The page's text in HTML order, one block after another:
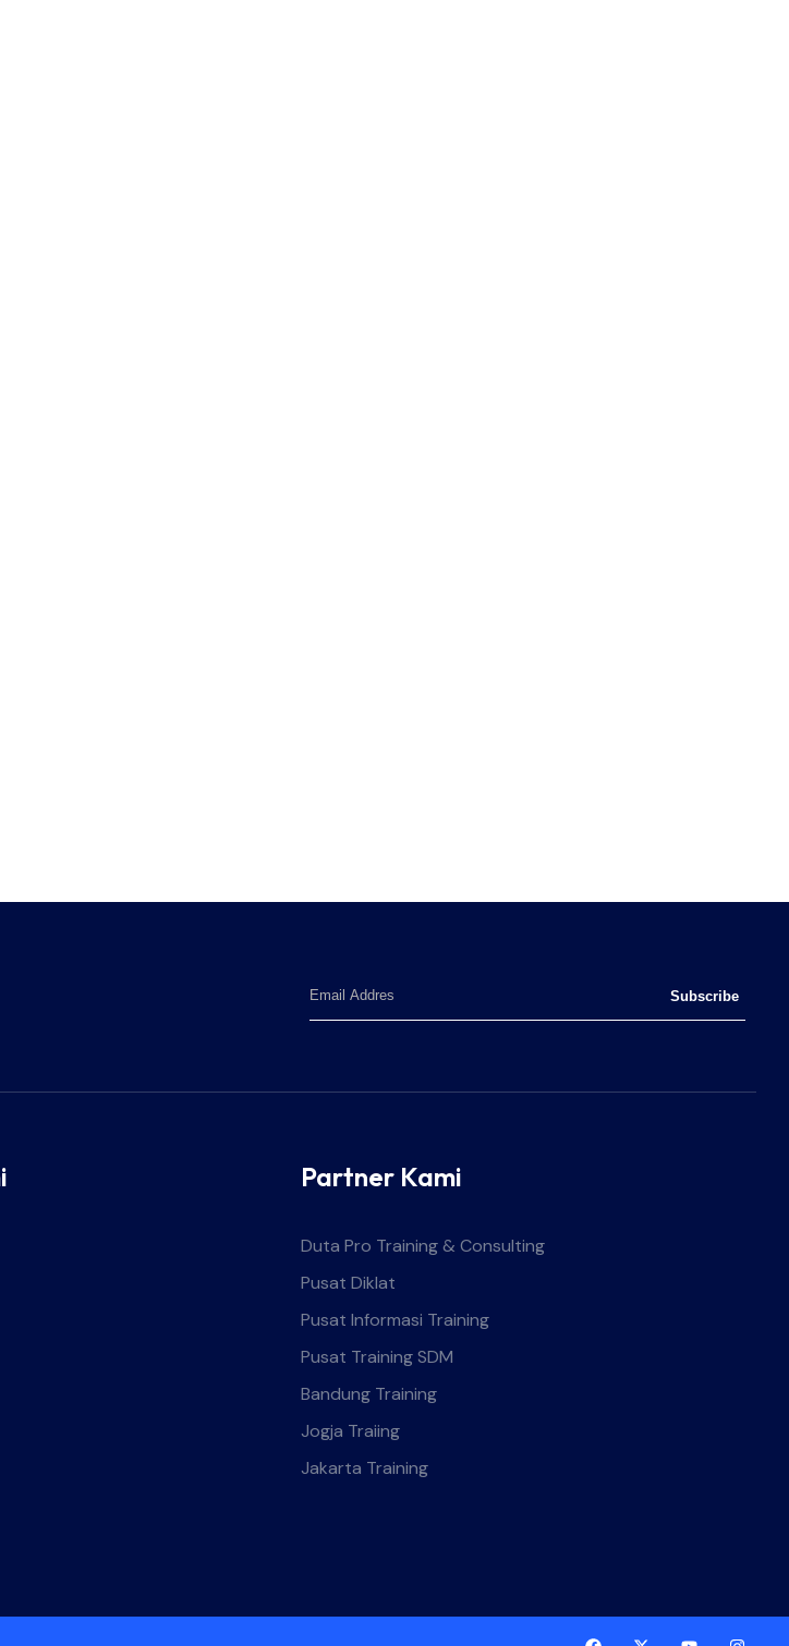
Subscribe
Partner Kami
Duta Pro Training & Consulting
Pusat Diklat
Pusat Informasi Training
Pusat Training SDM
Bandung Training
Jogja Traiing
Jakarta Training